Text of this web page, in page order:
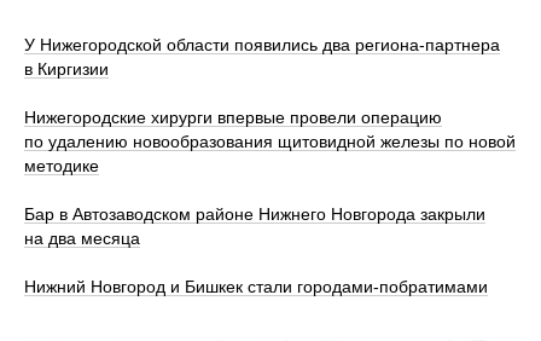
У Нижегородской области появились два региона-партнера
в Киргизии
Нижегородские хирурги впервые провели операцию
по удалению новообразования щитовидной железы по новой
методике
Бар в Автозаводском районе Нижнего Новгорода закрыли
на два месяца
Нижний Новгород и Бишкек стали городами-побратимами